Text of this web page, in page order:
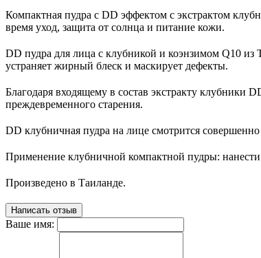
Компактная пудра с DD эффектом с экстрактом
время уход, защита от солнца и питание кожи.
DD пудра для лица с клубникой и коэнзимом Q10
устраняет жирный блеск и маскирует дефекты.
Благодаря входящему в состав экстракту клубники
преждевременного старения.
DD клубничная пудра на лице смотрится
Применение клубничной компактной пудры:
Произведено в Таиланде.
Написать отзыв
Ваше имя: